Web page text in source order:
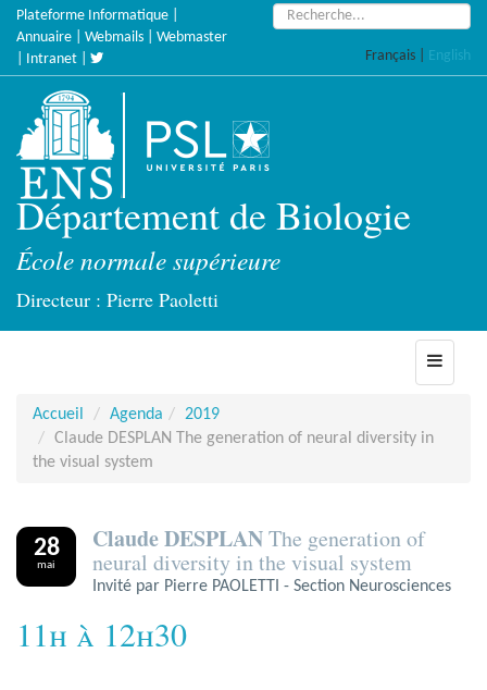
Accèder
directement
Plateforme Informatique
Annuaire
Webmails
Webmaster
Intranet
Rechercher :
Français English
Département de Biologie
École normale supérieure
Directeur : Pierre Paoletti
Toggle
Accueil
Agenda
2019
Claude DESPLAN The generation of neural diversity in
the visual system
28
mai
Claude DESPLANThe generation of
neural diversity in the visual system
Invité par Pierre PAOLETTI - Section Neurosciences
11h à 12h30